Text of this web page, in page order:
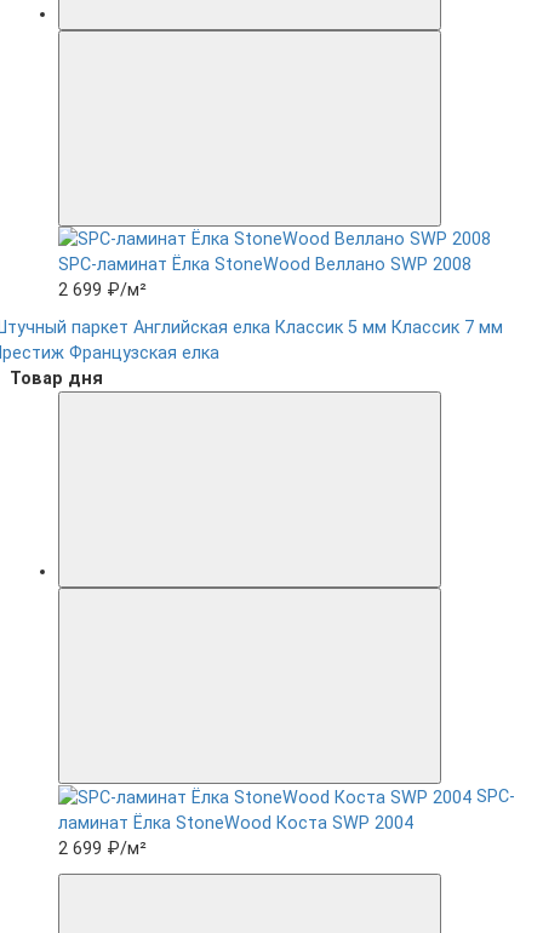
SPC-ламинат Ëлка StoneWood Веллано SWP 2008
2 699 ₽/м²
паркет Английская елка Классик 5 мм Классик 7 мм
Французская елка
Товар дня
SPC-
ламинат Ëлка StoneWood Коста SWP 2004
2 699 ₽/м²